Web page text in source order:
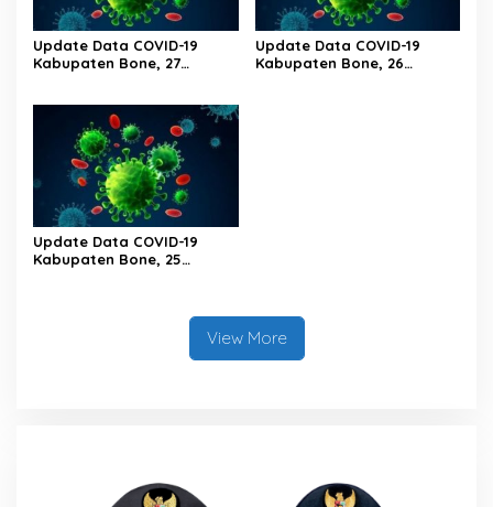
Update Data COVID-19
Kabupaten Bone, 27
Update Data COVID-19
Kabupaten Bone, 26
Update Data COVID-19
Kabupaten Bone, 25
View More